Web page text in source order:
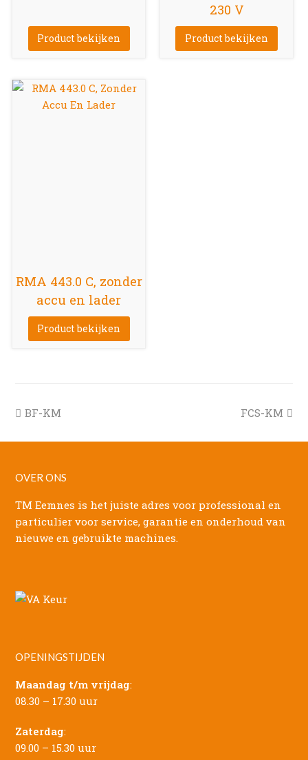
Product bekijken
230 V
Product bekijken
RMA 443.0 C, zonder
accu en lader
Product bekijken
previous
BF-KM
next
FCS-KM
OVER ONS
TM Eemnes is het juiste adres voor professional en
particulier voor service, garantie en onderhoud van
nieuwe en gebruikte machines.
OPENINGSTIJDEN
Maandag t/m vrijdag:
08.30 – 17.30 uur
Zaterdag:
09.00 – 15.30 uur